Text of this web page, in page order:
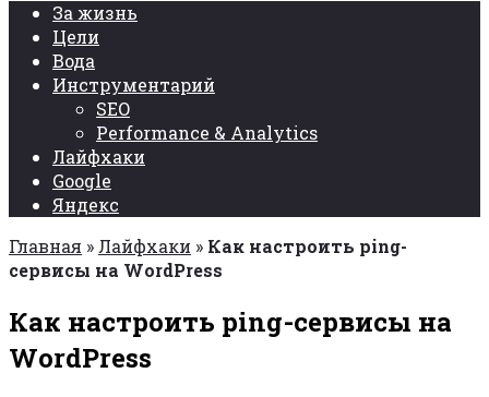
За жизнь
Цели
Вода
Инструментарий
SEO
Performance & Analytics
Лайфхаки
Google
Яндекс
Главная » Лайфхаки » Как настроить ping-
сервисы на WordPress
Как настроить ping-сервисы на
WordPress